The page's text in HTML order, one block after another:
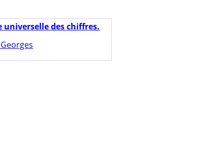
universelle des chiffres.